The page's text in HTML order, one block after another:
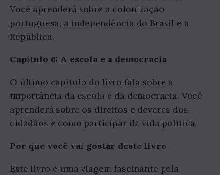
Você aprenderá sobre a colonização
portuguesa, a independência do Brasil e a
República.
Capítulo 6: A escola e a democracia
O último capítulo do livro fala sobre a
importância da escola e da democracia. Você
aprenderá sobre os direitos e deveres dos
cidadãos e como participar da vida política.
Por que você vai gostar deste livro
Este livro é uma viagem fascinante pela